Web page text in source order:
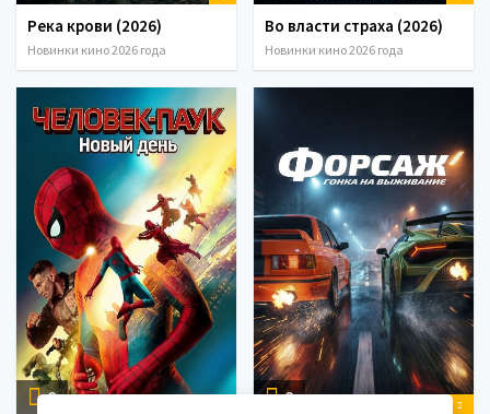
Река крови (2026)
Новинки кино 2026 года
Во власти страха (2026)
Новинки кино 2026 года
0 0